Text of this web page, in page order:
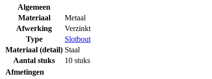
Algemeen
Materiaal
Metaal
Afwerking
Verzinkt
Type
Slotbout
Materiaal (detail) Staal
Aantal stuks
10 stuks
Afmetingen